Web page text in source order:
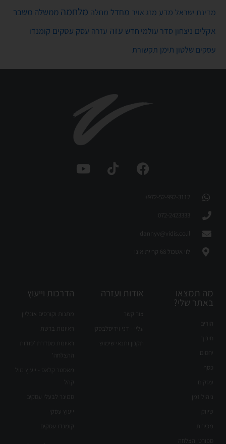
מדינת ישראל מדע מזג אויר מחדל מחלה מלחמה ממשלה משבר
אקלים ניצחון סדר עולמי חדש עזה עזרה עסק עסקים קומנדו
עסקים שלטון תימן תקשורת
972-52-992-3112⁩+
072-2423333
dannyv@vidis.co.il
לוי אשכול 68 קריית אונו
מה תמצאו
באתר שלי?
הורים
חינוך
יחסים
כסף
עסקים
ניהול זמן
שיווק
ספורט והצלחה
אודות ועזרה
צור קשר
עליי - דני וידיסלבסקי
תקנון ותנאי שימוש
הדרכות וייעוץ
מתנות וקורסים אונליין
ראיונות ברשת
ראיונות מסדרת 'סודות
ההצלחה'
מאסטר קלאס - ייעוץ מול
סמינר לבעלי עסקים
ייעוץ עסקי
קומנדו עסקים